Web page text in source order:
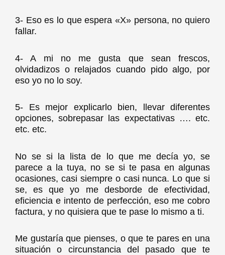
3- Eso es lo que espera «X» persona, no quiero
fallar.
4- A mi no me gusta que sean frescos,
olvidadizos o relajados cuando pido algo, por
eso yo no lo soy.
5- Es mejor explicarlo bien, llevar diferentes
opciones, sobrepasar las expectativas …. etc.
etc. etc.
No se si la lista de lo que me decía yo, se
parece a la tuya, no se si te pasa en algunas
ocasiones, casi siempre o casi nunca. Lo que si
se, es que yo me desborde de efectividad,
eficiencia e intento de perfección, eso me cobro
factura, y no quisiera que te pase lo mismo a ti.
Me gustaría que pienses, o que te pares en una
situación o circunstancia del pasado que te